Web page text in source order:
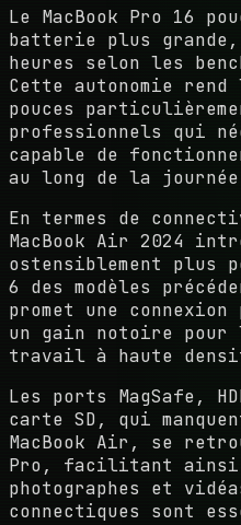
Le MacBook Pro 16
batterie plus
heures selon les
Cette autonomie rend
pouces
professionnels qui
capable de
au long de la
En termes de
MacBook Air 2024
ostensiblement plus
6 des modèles
promet une
un gain notoire pour
travail à haute
Les ports MagSafe,
carte SD, qui
MacBook Air, se
Pro, facilitant ainsi
photographes et
connectiques sont